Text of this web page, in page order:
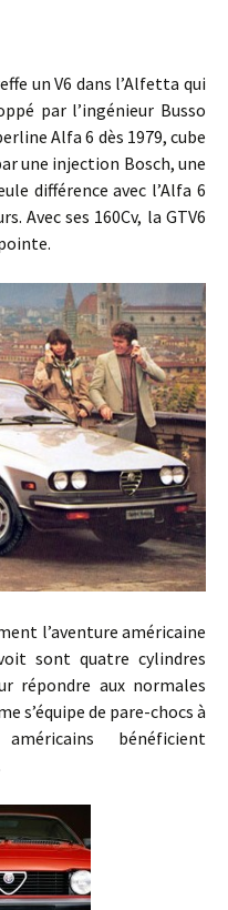
V6 dans l’Alfetta qui
par l’ingénieur Busso
Alfa 6 dès 1979, cube
une injection Bosch, une
différence avec l’Alfa 6
Avec ses 160Cv, la GTV6
l’aventure américaine
sont quatre cylindres
répondre aux normales
s’équipe de pare-chocs à
bénéficient